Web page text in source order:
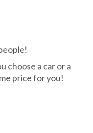
choose a car or a
price for you!